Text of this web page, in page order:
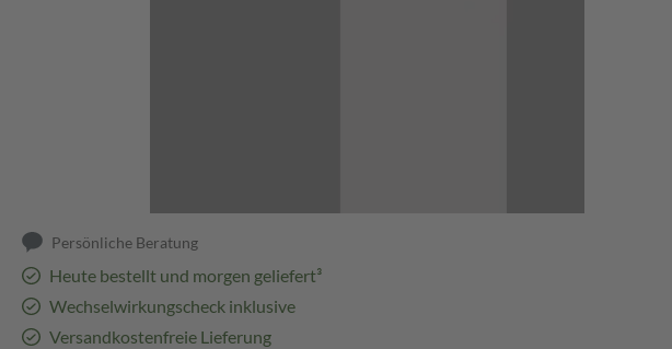
Persönliche Beratung
Heute bestellt und morgen geliefert³
Wechselwirkungscheck inklusive
Versandkostenfreie Lieferung